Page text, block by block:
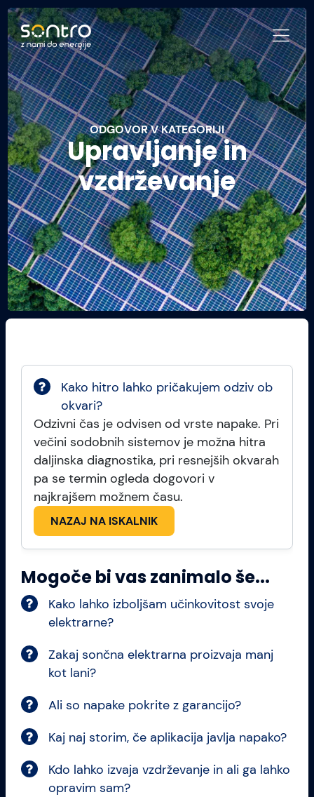
ODGOVOR V KATEGORIJI
Upravljanje in
vzdrževanje
Kako hitro lahko pričakujem odziv ob
okvari?
Odzivni čas je odvisen od vrste napake. Pri
večini sodobnih sistemov je možna hitra
daljinska diagnostika, pri resnejših okvarah
pa se termin ogleda dogovori v
najkrajšem možnem času.
NAZAJ NA ISKALNIK
Mogoče bi vas zanimalo še...
Kako lahko izboljšam učinkovitost svoje
elektrarne?
Zakaj sončna elektrarna proizvaja manj
kot lani?
Ali so napake pokrite z garancijo?
Kaj naj storim, če aplikacija javlja napako?
Kdo lahko izvaja vzdrževanje in ali ga lahko
opravim sam?